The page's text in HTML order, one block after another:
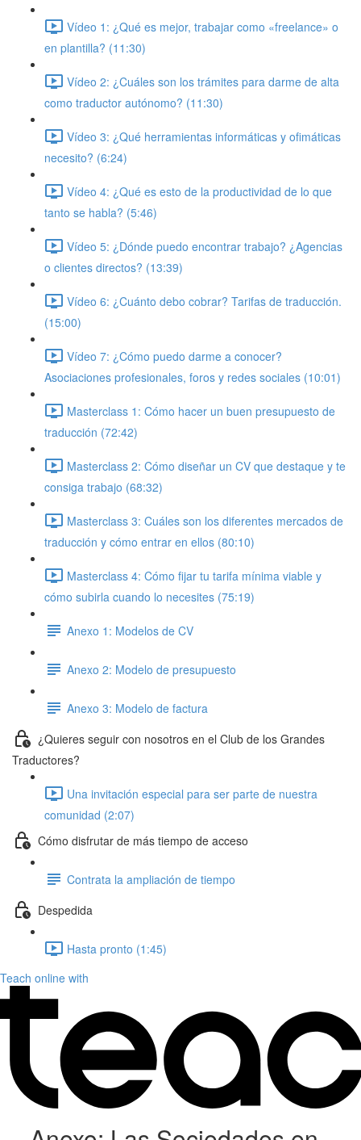
Vídeo 1: ¿Qué es mejor, trabajar como «freelance» o
en plantilla? (11:30)
Vídeo 2: ¿Cuáles son los trámites para darme de alta
como traductor autónomo? (11:30)
Vídeo 3: ¿Qué herramientas informáticas y ofimáticas
necesito? (6:24)
Vídeo 4: ¿Qué es esto de la productividad de lo que
tanto se habla? (5:46)
Vídeo 5: ¿Dónde puedo encontrar trabajo? ¿Agencias
o clientes directos? (13:39)
Vídeo 6: ¿Cuánto debo cobrar? Tarifas de traducción.
(15:00)
Vídeo 7: ¿Cómo puedo darme a conocer?
Asociaciones profesionales, foros y redes sociales (10:01)
Masterclass 1: Cómo hacer un buen presupuesto de
traducción (72:42)
Masterclass 2: Cómo diseñar un CV que destaque y te
consiga trabajo (68:32)
Masterclass 3: Cuáles son los diferentes mercados de
traducción y cómo entrar en ellos (80:10)
Masterclass 4: Cómo fijar tu tarifa mínima viable y
cómo subirla cuando lo necesites (75:19)
Anexo 1: Modelos de CV
Anexo 2: Modelo de presupuesto
Anexo 3: Modelo de factura
¿Quieres seguir con nosotros en el Club de los Grandes
Traductores?
Una invitación especial para ser parte de nuestra
comunidad (2:07)
Cómo disfrutar de más tiempo de acceso
Contrata la ampliación de tiempo
Despedida
Hasta pronto (1:45)
Teach online with